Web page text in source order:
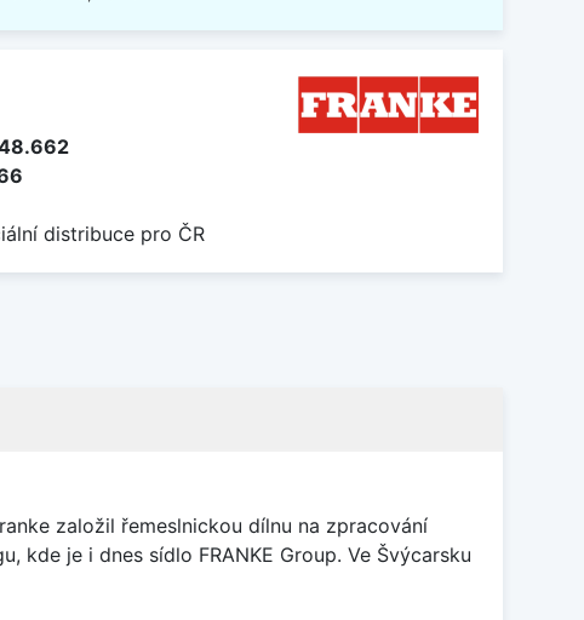
distribuce pro ČR
založil řemeslnickou dílnu na zpracování
kde je i dnes sídlo FRANKE Group. Ve Švýcarsku